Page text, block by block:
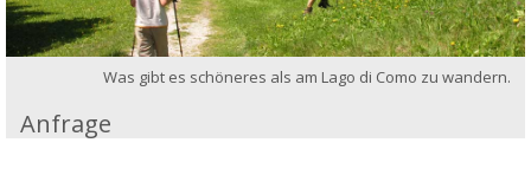
Was gibt es schöneres als am Lago di Como zu wandern.
Anfrage